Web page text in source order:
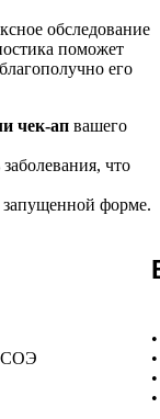
обследование
поможет
его
чек-ап вашего
заболевания, что
запущенной форме.
СОЭ